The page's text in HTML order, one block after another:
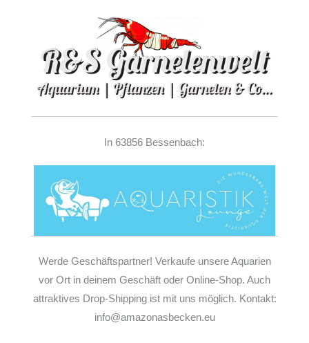
In 63856 Bessenbach:
Werde Geschäftspartner! Verkaufe unsere Aquarien
vor Ort in deinem Geschäft oder Online-Shop. Auch
attraktives Drop-Shipping ist mit uns möglich. Kontakt:
info@amazonasbecken.eu